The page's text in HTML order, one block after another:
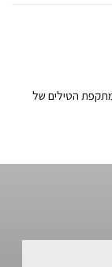
הטילים של